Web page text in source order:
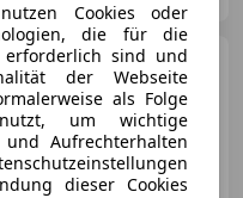
Benz C 200C
d T Facelift Avantgarde
Navi/Kamera/
Cookies oder
die für die
erforderlich sind und
der Webseite
als Folge
um wichtige
Aufrechterhalten
dieser Cookies